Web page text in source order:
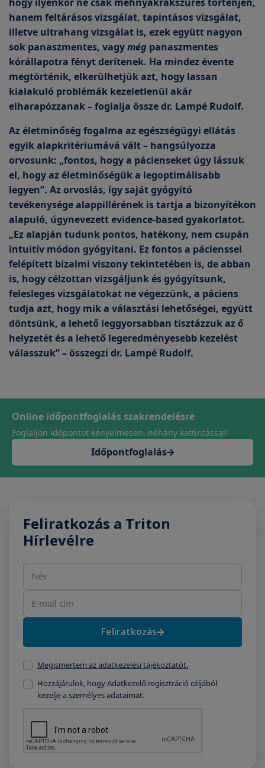
hanem feltárásos vizsgálat, tapintásos vizsgálat,
illetve ultrahang vizsgálat is, ezek együtt nagyon
sok panaszmentes, vagymég panaszmentes
kórállapotra fényt derítenek. Ha mindez évente
megtörténik, elkerülhetjük azt, hogy lassan
kialakuló problémák kezeletlenül akár
elharapózzanak – foglalja össze dr. Lampé Rudolf.
Az életminőség fogalma az egészségügyi ellátás
egyik alapkritériumává vált – hangsúlyozza
orvosunk: „fontos, hogy a pácienseket úgy lássuk
el, hogy az életminőségük a legoptimálisabb
legyen”. Az orvoslás, így saját gyógyító
tevékenysége alappillérének is tartja a bizonyítékon
alapuló, úgynevezett evidence-based gyakorlatot.
„Ez alapján tudunk pontos, hatékony, nem csupán
intuitív módon gyógyítani. Ez fontos a pácienssel
felépített bizalmi viszony tekintetében is, de abban
is, hogy célzottan vizsgáljunk és gyógyítsunk,
felesleges vizsgálatokat ne végezzünk, a páciens
tudja azt, hogy mik a választási lehetőségei, együtt
döntsünk, a lehető leggyorsabban tisztázzuk az ő
helyzetét és a lehető legeredményesebb kezelést
válasszuk” – összegzi dr. Lampé Rudolf.
Online időpontfoglalás szakrendelésre
Foglaljon időpontot kényelmesen, néhány kattintással!
Időpontfoglalás
Feliratkozás a Triton
Hírlevélre
Név
E-mail cím
Feliratkozás
Megismertem az adatkezelési tájékoztatót.
Hozzájárulok, hogy Adatkezelő regisztráció céljából
kezelje a személyes adataimat.